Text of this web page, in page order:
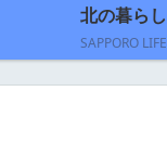
北の暮らし
SAPPORO LIFE